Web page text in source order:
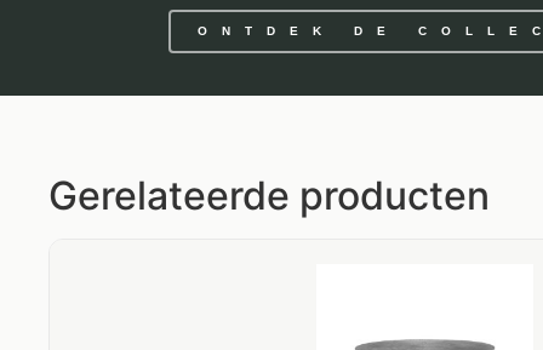
ONTDEK DE
Gerelateerde producten